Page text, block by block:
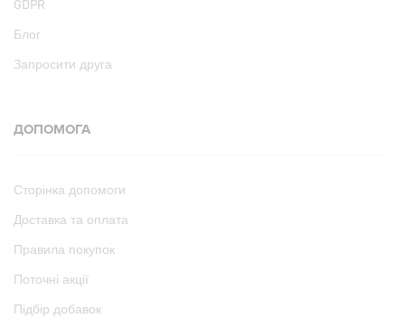
GDPR
Блог
Запросити друга
ДОПОМОГА
Сторінка допомоги
Доставка та оплата
Правила покупок
Поточні акції
Підбір добавок